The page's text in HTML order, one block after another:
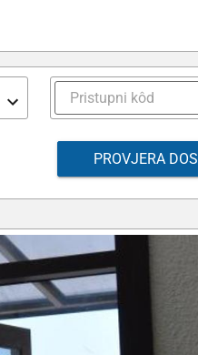
PROVJERA